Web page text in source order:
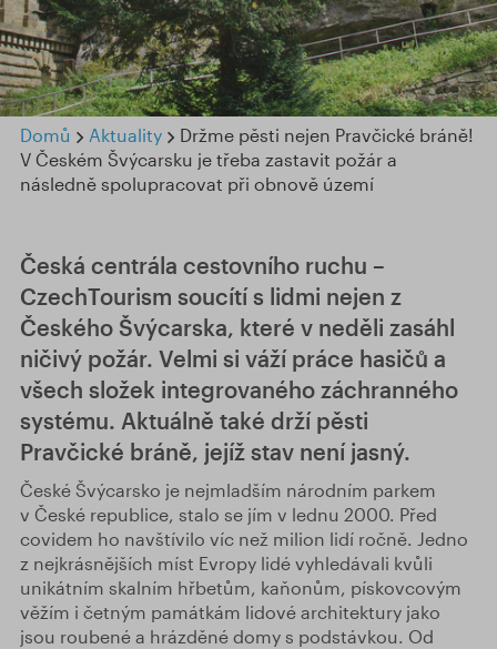
Domů Aktuality
Držme pěsti nejen Pravčické bráně!
V Českém Švýcarsku je třeba zastavit požár a
následně spolupracovat při obnově území
Česká centrála cestovního ruchu –
CzechTourism soucítí s lidmi nejen z
Českého Švýcarska, které v neděli zasáhl
ničivý požár. Velmi si váží práce hasičů a
všech složek integrovaného záchranného
systému. Aktuálně také drží pěsti
Pravčické bráně, jejíž stav není jasný.
České Švýcarsko je nejmladším národním parkem
v České republice, stalo se jím v lednu 2000. Před
covidem ho navštívilo víc než milion lidí ročně. Jedno
z nejkrásnějších míst Evropy lidé vyhledávali kvůli
unikátním skalním hřbetům, kaňonům, pískovcovým
věžím i četným památkám lidové architektury jako
jsou roubené a hrázděné domy s podstávkou. Od